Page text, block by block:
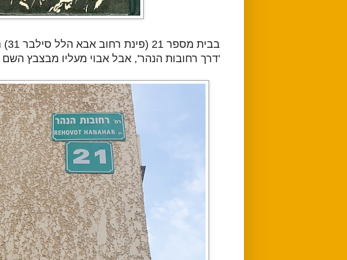
'דרך רחובות הנהר', אבל אבוי מעליו מבצבץ